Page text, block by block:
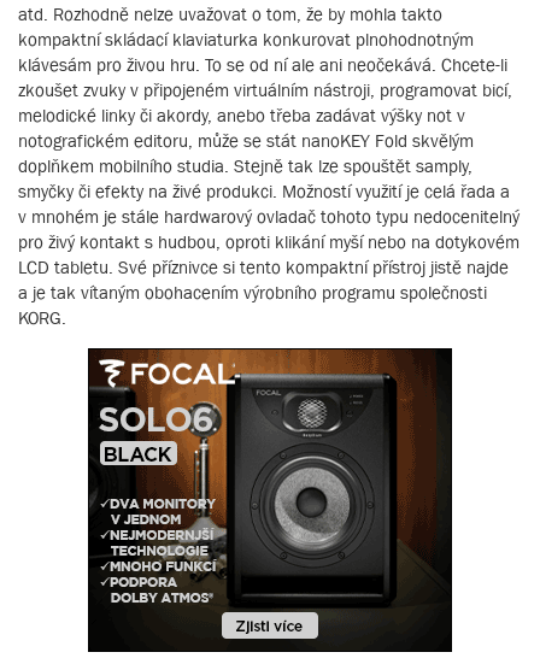
atd. Rozhodně nelze uvažovat o tom, že by mohla takto
kompaktní skládací klaviaturka konkurovat plnohodnotným
klávesám pro živou hru. To se od ní ale ani neočekává. Chcete-li
zkoušet zvuky v připojeném virtuálním nástroji, programovat bicí,
melodické linky či akordy, anebo třeba zadávat výšky not v
notografickém editoru, může se stát nanoKEY Fold skvělým
doplňkem mobilního studia. Stejně tak lze spouštět samply,
smyčky či efekty na živé produkci. Možností využití je celá řada a
v mnohém je stále hardwarový ovladač tohoto typu nedocenitelný
pro živý kontakt s hudbou, oproti klikání myší nebo na dotykovém
LCD tabletu. Své příznivce si tento kompaktní přístroj jistě najde
a je tak vítaným obohacením výrobního programu společnosti
KORG.